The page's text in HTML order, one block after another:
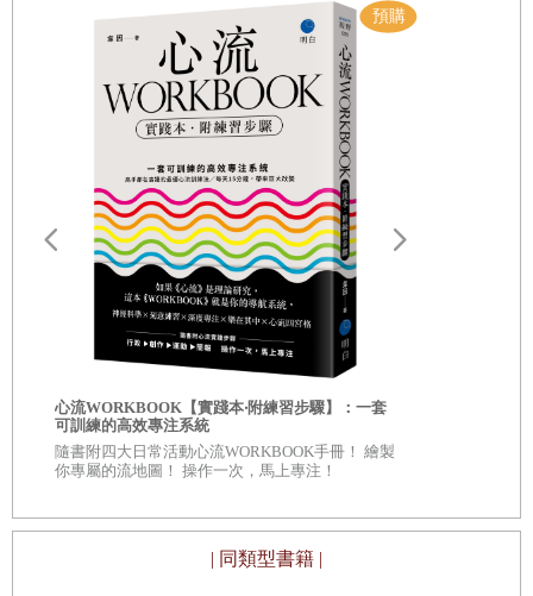
讓自己變得更好，決定於你經常自省或卸責
28 叫錯名字，也是拉近距離的機會
29 煩人的噪音，竟然治好了失眠
30 占卜也是一種心理測驗？
31 粗心不是天性，和情緒更有關係
32 打開溝通的門，容許對方不聽話
33 別讓愛犬為你的自由揹黑鍋
34 親子互動的樣貌，是「隱形」的家教
35 有界線地承擔，不委屈地承讓
36 用真誠的禮節，增進彼此的理解
Part 5
面對穩定或挑戰，找出最能激勵自己的動力
38 讓皺眉的心苦，變成微笑的辛苦
39 先投注努力，更容易接收好運氣
當你不主動選擇，等於只是被動地讓他人或外力決定，自己
的人生該往哪裡走；表面上看似順其自然，卻是把主導權一
次又一次交了出去。更殘酷的是，當結果不如預期，你仍得
承擔一切，卻少了那份「這是我自己選的」踏實與尊嚴。
多數人都以為，人生是被推著往前走的，課業、工作、關
係、家庭，好像一層一層把人包圍起來，最後只剩下一條
「不得不」的路。但在每個看似理所當然的日常，你都站在
一個微小卻真實的岔路口。
你可以回應，也可以沉默；可以靠近，也可以退後；可以答
應，也可以拒絕。當你開始意識到「我其實有選擇」，人生
的劇本便悄悄換了角色；從此，你不再只是等著被命運安
排，而是懂得把握時機為自己開路。
〈從「不得不」的人生，走向「我正在選擇」〉
豫不決。你可以容許自己慢下來，釐清現有的條件，評估有
哪些資源可以運用，並提醒自己以更開放的思維，擬定幾個
心流WORKBOOK【實踐本‧附練習步驟】：一套
可訓練的高效專注系統
隨書附四大日常活動心流WORKBOOK手冊！ 繪製
你專屬的流地圖！ 操作一次，馬上專注！
| 同類型書籍 |